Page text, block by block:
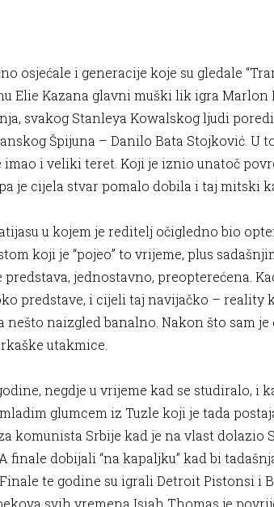
osjećale i generacije koje su gledale
Elie Kazana glavni muški lik igra Marlon
svakog Stanleya Kowalskog ljudi
Špijuna – Danilo Bata Stojković. U
imao i veliki teret. Koji je iznio unatoč
je cijela stvar pomalo dobila i taj mitski
u kojem je reditelj očigledno bio
koji je “pojeo” to vrijeme, plus
jednostavno, preopterećena.
predstave, i cijeli taj navijačko – reality
naizgled banalno. Nakon što sam je
utakmice.
negdje u vrijeme kad se studiralo, i
glumcem iz Tuzle koji je tada
komunista Srbije kad je na vlast dolazio
finale dobijali “na kapaljku” kad bi
te godine su igrali Detroit Pistonsi i